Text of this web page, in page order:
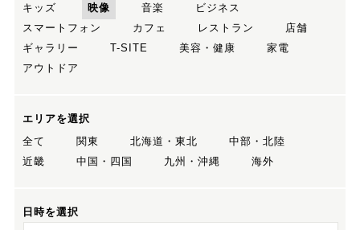
キッズ
映像 音楽
ビジネス
スマートフォン
カフェ レストラン
店舗
ギャラリー
T-SITE 美容・健康
家電
アウトドア
エリアを選択
全て
関東 北海道・東北
中部・北陸
近畿
中国・四国 九州・沖縄 海外
日時を選択